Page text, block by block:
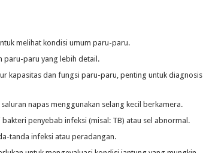
melihat kondisi umum paru-paru.
paru-paru yang lebih detail.
kapasitas dan fungsi paru-paru, penting untuk diagnosis
napas menggunakan selang kecil berkamera.
bakteri penyebab infeksi (misal: TB) atau sel abnormal.
tanda infeksi atau peradangan.